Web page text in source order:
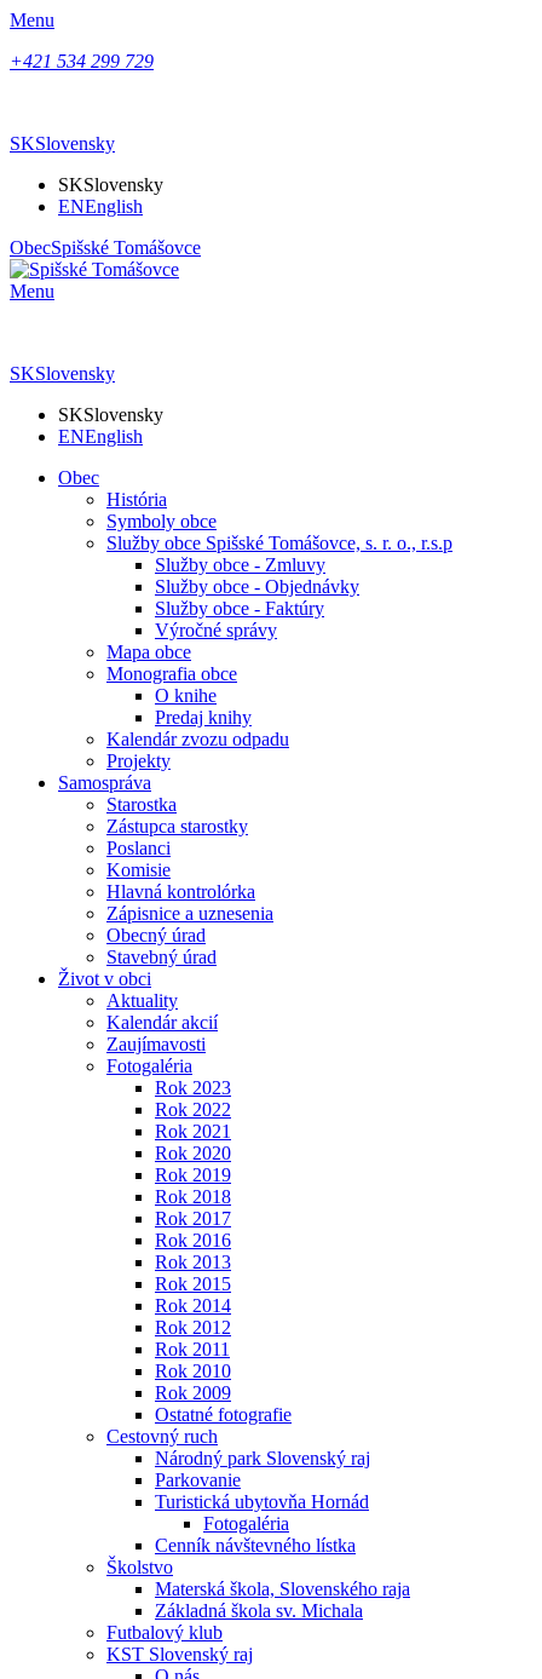
Menu
+421 534 299 729
SKSlovensky
SKSlovensky
ENEnglish
ObecSpišské Tomášovce
Menu
SKSlovensky
SKSlovensky
ENEnglish
Obec
História
Symboly obce
Služby obce Spišské Tomášovce, s. r. o., r.s.p
Služby obce - Zmluvy
Služby obce - Objednávky
Služby obce - Faktúry
Výročné správy
Mapa obce
Monografia obce
O knihe
Predaj knihy
Kalendár zvozu odpadu
Projekty
Samospráva
Starostka
Zástupca starostky
Poslanci
Komisie
Hlavná kontrolórka
Zápisnice a uznesenia
Obecný úrad
Stavebný úrad
Život v obci
Aktuality
Kalendár akcií
Zaujímavosti
Fotogaléria
Rok 2023
Rok 2022
Rok 2021
Rok 2020
Rok 2019
Rok 2018
Rok 2017
Rok 2016
Rok 2013
Rok 2015
Rok 2014
Rok 2012
Rok 2011
Rok 2010
Rok 2009
Ostatné fotografie
Cestovný ruch
Národný park Slovenský raj
Parkovanie
Turistická ubytovňa Hornád
Fotogaléria
Cenník návštevného lístka
Školstvo
Materská škola, Slovenského raja
Základná škola sv. Michala
Futbalový klub
KST Slovenský raj